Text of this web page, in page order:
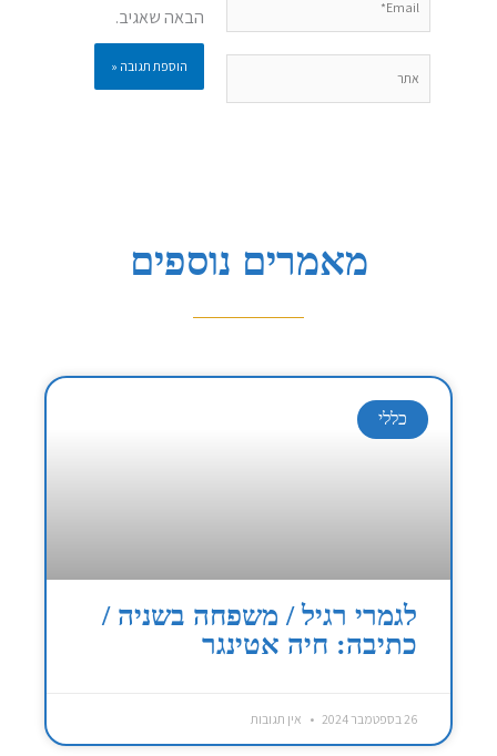
הבאה שאגיב.
מאמרים נוספים
כללי
לגמרי רגיל / משפחה בשניה /
כתיבה: חיה אטינגר
26 בספטמבר 2024 אין תגובות